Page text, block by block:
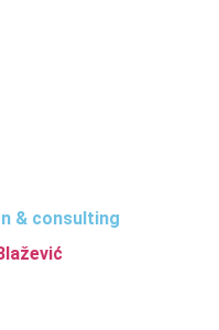
& consulting